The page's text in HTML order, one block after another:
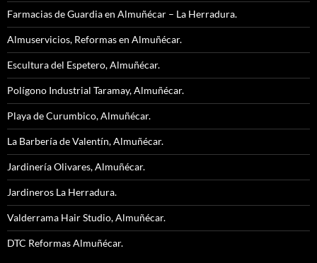
Farmacias de Guardia en Almuñécar – La Herradura.
Almuservicios, Reformas en Almuñécar.
Escultura del Espetero, Almuñécar.
Polígono Industrial Taramay, Almuñécar.
Playa de Curumbico, Almuñécar.
La Barbería de Valentín, Almuñécar.
Jardinería Olivares, Almuñécar.
Jardineros La Herradura.
Valderrama Hair Studio, Almuñécar.
DTC Reformas Almuñécar.